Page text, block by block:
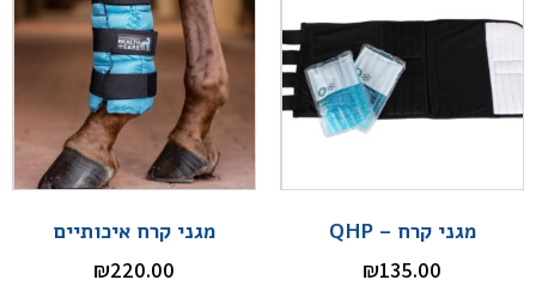
מגני קרח – QHP
₪135.00
מגני קרח איכותיים
₪220.00